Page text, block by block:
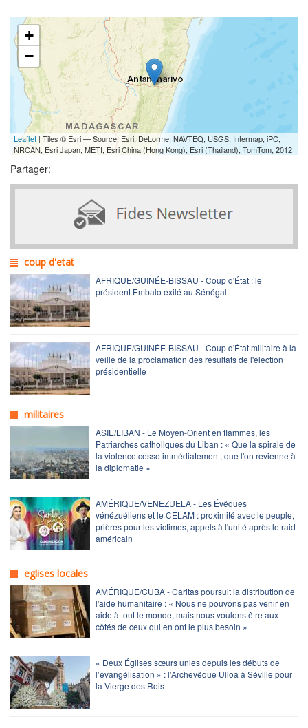
+
−
Leaflet | Tiles © Esri — Source: Esri, DeLorme, NAVTEQ, USGS, Intermap, iPC,
NRCAN, Esri Japan, METI, Esri China (Hong Kong), Esri (Thailand), TomTom, 2012
Partager:
coup d'etat
AFRIQUE/GUINÉE-BISSAU - Coup d'État : le
président Embalo exilé au Sénégal
AFRIQUE/GUINÉE-BISSAU - Coup d'État militaire à la
veille de la proclamation des résultats de l'élection
présidentielle
militaires
ASIE/LIBAN - Le Moyen-Orient en flammes, les
Patriarches catholiques du Liban : « Que la spirale de
la violence cesse immédiatement, que l'on revienne à
la diplomatie »
AMÉRIQUE/VENEZUELA - Les Évêques
vénézuéliens et le CELAM : proximité avec le peuple,
prières pour les victimes, appels à l'unité après le raid
américain
eglises locales
AMÉRIQUE/CUBA - Caritas poursuit la distribution de
l'aide humanitaire : « Nous ne pouvons pas venir en
aide à tout le monde, mais nous voulons être aux
côtés de ceux qui en ont le plus besoin »
« Deux Églises sœurs unies depuis les débuts de
l’évangélisation » : l'Archevêque Ulloa à Séville pour
la Vierge des Rois